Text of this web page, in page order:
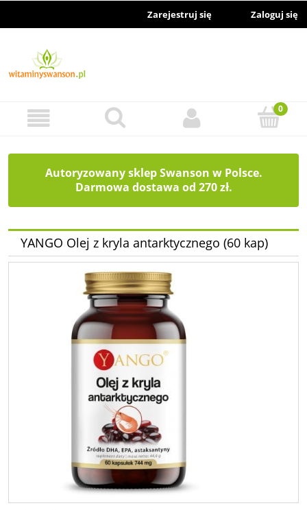
Zarejestruj się Zaloguj się
Autoryzowany sklep Swanson w Polsce.
Darmowa dostawa od 270 zł.
YANGO Olej z kryla antarktycznego (60 kap)